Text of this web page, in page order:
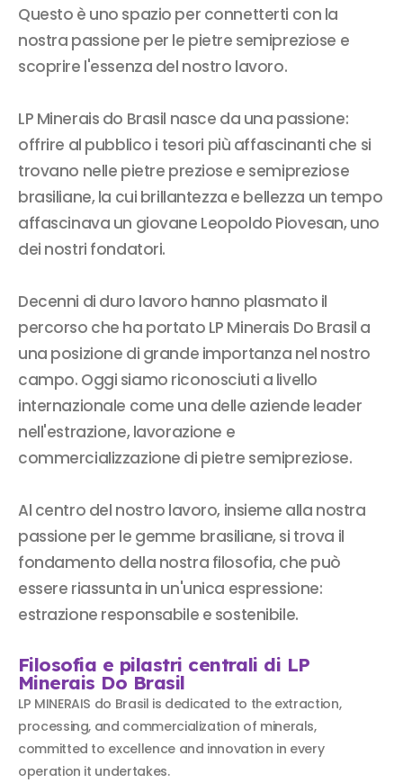
Questo è uno spazio per connetterti con la
nostra passione per le pietre semipreziose e
scoprire l'essenza del nostro lavoro.
LP Minerais do Brasil nasce da una passione:
offrire al pubblico i tesori più affascinanti che si
trovano nelle pietre preziose e semipreziose
brasiliane, la cui brillantezza e bellezza un tempo
affascinava un giovane Leopoldo Piovesan, uno
dei nostri fondatori.
Decenni di duro lavoro hanno plasmato il
percorso che ha portato LP Minerais Do Brasil a
una posizione di grande importanza nel nostro
campo. Oggi siamo riconosciuti a livello
internazionale come una delle aziende leader
nell'estrazione, lavorazione e
commercializzazione di pietre semipreziose.
Al centro del nostro lavoro, insieme alla nostra
passione per le gemme brasiliane, si trova il
fondamento della nostra filosofia, che può
essere riassunta in un'unica espressione:
estrazione responsabile e sostenibile.
Filosofia e pilastri centrali di LP
Minerais Do Brasil
LP MINERAIS do Brasil is dedicated to the extraction,
processing, and commercialization of minerals,
committed to excellence and innovation in every
operation it undertakes.